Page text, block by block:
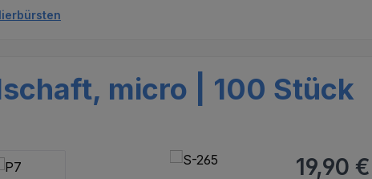
micro | 100 Stück
Regulärer
19,90 €